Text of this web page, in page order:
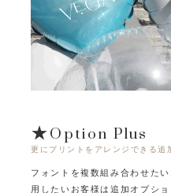
★Option Plus
更にプリントをアレンジできる追
フォントを複数組み合わせた
用したいお客様は追加オプシ